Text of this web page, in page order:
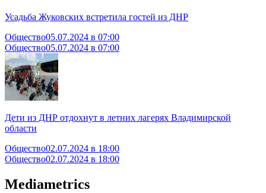
Усадьба Жуковских встретила гостей из ДНР
Общество05.07.2024 в 07:00
Общество05.07.2024 в 07:00
Дети из ДНР отдохнут в летних лагерях Владимирской
области
Общество02.07.2024 в 18:00
Общество02.07.2024 в 18:00
Mediametrics